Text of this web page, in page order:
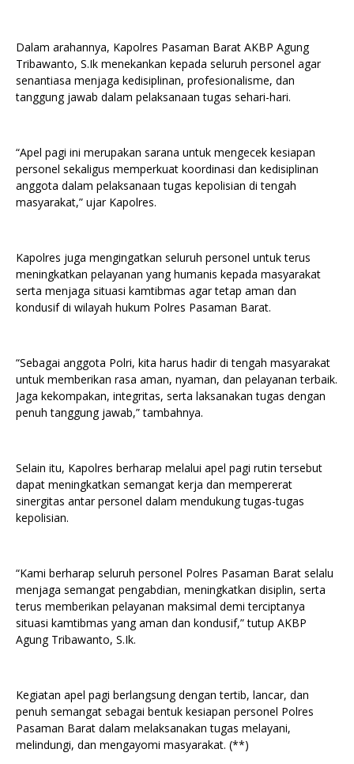
Dalam arahannya, Kapolres Pasaman Barat AKBP Agung
Tribawanto, S.Ik menekankan kepada seluruh personel agar
senantiasa menjaga kedisiplinan, profesionalisme, dan
tanggung jawab dalam pelaksanaan tugas sehari-hari.
“Apel pagi ini merupakan sarana untuk mengecek kesiapan
personel sekaligus memperkuat koordinasi dan kedisiplinan
anggota dalam pelaksanaan tugas kepolisian di tengah
masyarakat,” ujar Kapolres.
Kapolres juga mengingatkan seluruh personel untuk terus
meningkatkan pelayanan yang humanis kepada masyarakat
serta menjaga situasi kamtibmas agar tetap aman dan
kondusif di wilayah hukum Polres Pasaman Barat.
“Sebagai anggota Polri, kita harus hadir di tengah masyarakat
untuk memberikan rasa aman, nyaman, dan pelayanan terbaik.
Jaga kekompakan, integritas, serta laksanakan tugas dengan
penuh tanggung jawab,” tambahnya.
Selain itu, Kapolres berharap melalui apel pagi rutin tersebut
dapat meningkatkan semangat kerja dan mempererat
sinergitas antar personel dalam mendukung tugas-tugas
kepolisian.
“Kami berharap seluruh personel Polres Pasaman Barat selalu
menjaga semangat pengabdian, meningkatkan disiplin, serta
terus memberikan pelayanan maksimal demi terciptanya
situasi kamtibmas yang aman dan kondusif,” tutup AKBP
Agung Tribawanto, S.Ik.
Kegiatan apel pagi berlangsung dengan tertib, lancar, dan
penuh semangat sebagai bentuk kesiapan personel Polres
Pasaman Barat dalam melaksanakan tugas melayani,
melindungi, dan mengayomi masyarakat. (**)